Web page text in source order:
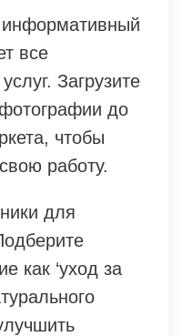
все
Загрузите
до
чтобы
работу.
для
как ‘уход за